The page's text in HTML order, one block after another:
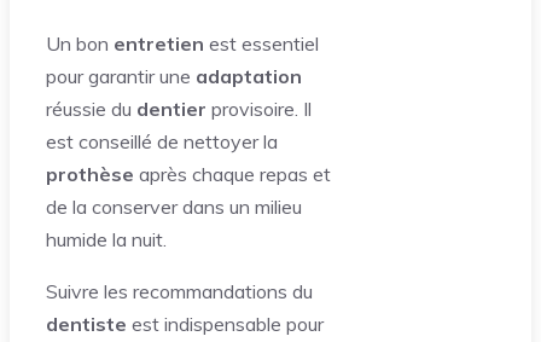
Un bon entretien est essentiel
pour garantir une adaptation
réussie du dentier provisoire. Il
est conseillé de nettoyer la
prothèse après chaque repas et
de la conserver dans un milieu
humide la nuit.
Suivre les recommandations du
dentiste est indispensable pour